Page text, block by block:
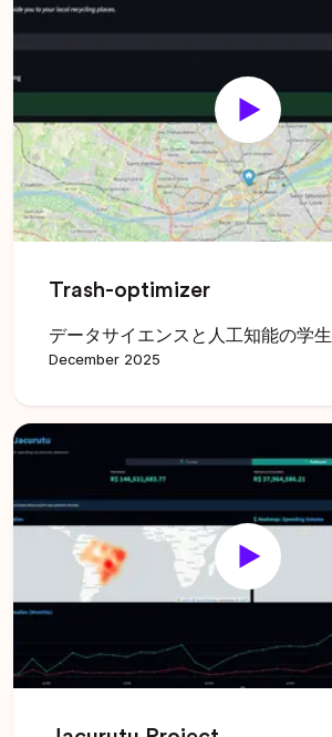
Trash-optimizer
データサイエンスと人工知能の学生
December 2025